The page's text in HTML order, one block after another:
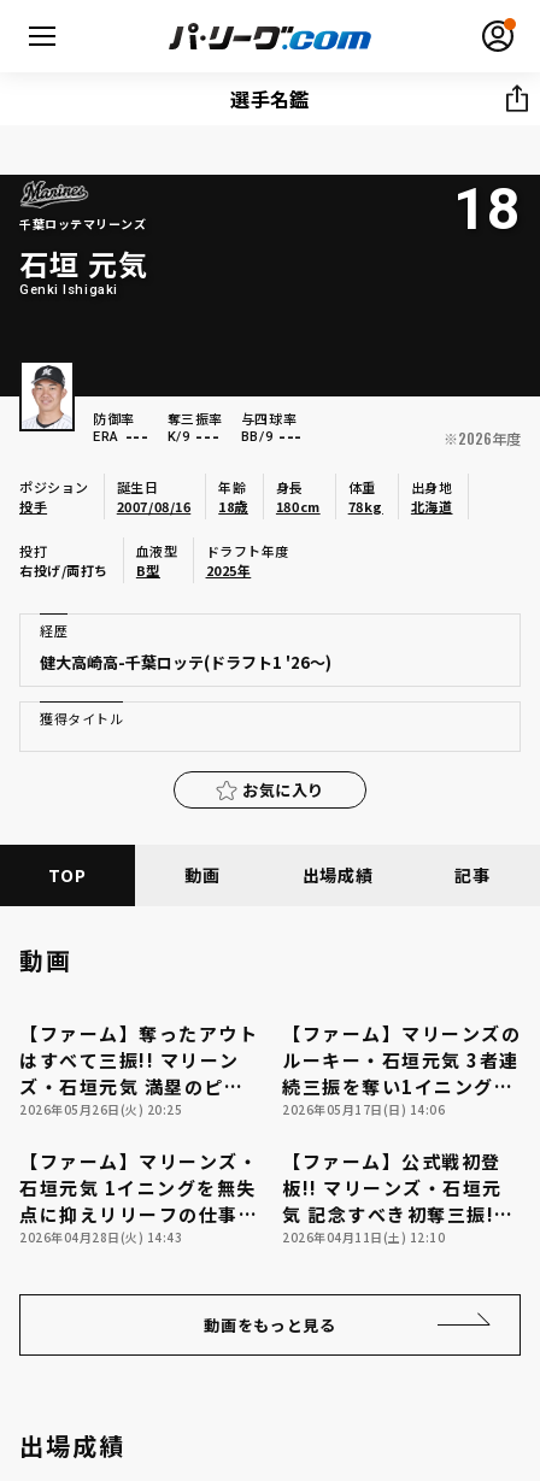
無料アカウント登録
HOME
日程・結果
順位表･成績
1軍公式戦
ファーム東地区
ファーム中地区
ファーム西地区
交流戦
選手名鑑トップ
東北楽天ゴールデンイーグルス
千葉ロッテマリーンズ
オリックス・バファローズ
福岡ソフトバンクホークス
（別ウィンドウで開く） よくある質問
選手名鑑
千葉ロッテマリーンズ
石垣 元気
Genki Ishigaki
18
防御率
ERA ---
奪三振率
K/9 ---
与四球率
BB/9 --- ※2026年度
ポジション
投手
誕生日
2007/08/16
年齢
18歳
身長
180cm
体重
78kg
出身地
北海道
投打
右投げ/両打ち
血液型
B型
ドラフト年度
2025年
経歴
健大高崎高-千葉ロッテ(ドラフト1 '26～)
獲得タイトル
お気に入り
TOP 動画 出場成績 記事
動画
00:38
【ファーム】奪ったアウト
はすべて三振!! マリーン
ズ・石垣元気 満塁のピン
チを切り抜ける!! 2026年
ーンズ 対 中日ドラゴンズ
2026年05月26日(火) 20:25
00:26
【ファーム】マリーンズの
ルーキー・石垣元気 3者連
続三振を奪い1イニングを
無失点に抑える好投!!
テマリーンズ 対 東北楽天
ゴールデンイーグルス
2026年05月17日(日) 14:06
00:33
【ファーム】マリーンズ・
石垣元気 1イニングを無失
点に抑えリリーフの仕事を
果たす!! 2026年4月28日
対 千葉ロッテマリーンズ
2026年04月28日(火) 14:43
00:35
【ファーム】公式戦初登
板!! マリーンズ・石垣元
気 記念すべき初奪三振!!
2026年4月11日 千葉ロッ
本ハムファイターズ
2026年04月11日(土) 12:10
動画をもっと見る
出場成績